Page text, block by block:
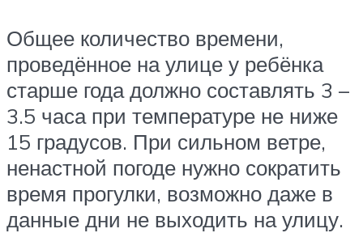
Общее количество времени,
проведённое на улице у ребёнка
старше года должно составлять 3 –
3.5 часа при температуре не ниже
15 градусов. При сильном ветре,
ненастной погоде нужно сократить
время прогулки, возможно даже в
данные дни не выходить на улицу.